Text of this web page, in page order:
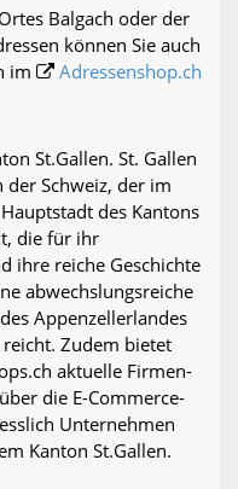
Balgach oder der
können Sie auch
im
Adressenshop.ch
St.Gallen. St. Gallen
der Schweiz, der im
des Kantons
die für ihr
ihre reiche Geschichte
abwechslungsreiche
Appenzellerlandes
Zudem bietet
aktuelle Firmen-
die E-Commerce-
Unternehmen
Kanton St.Gallen.